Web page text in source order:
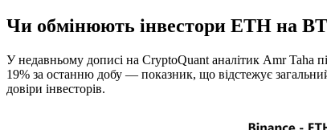
Чи обмінюють інвестори ETH на
У недавньому дописі на CryptoQuant аналітик Amr Taha
19% за останню добу — показник, що відстежує
довіри інвесторів.